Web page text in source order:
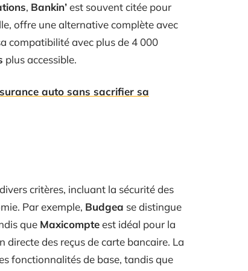
, Bankin’est souvent citée pour
offre une alternative complète avec
compatibilité avec plus de 4 000
plus accessible.
auto sans sacrifier sa
critères, incluant la sécurité des
Par exemple, Budgea se distingue
que Maxicompteest idéal pour la
des reçus de carte bancaire. La
fonctionnalités de base, tandis que